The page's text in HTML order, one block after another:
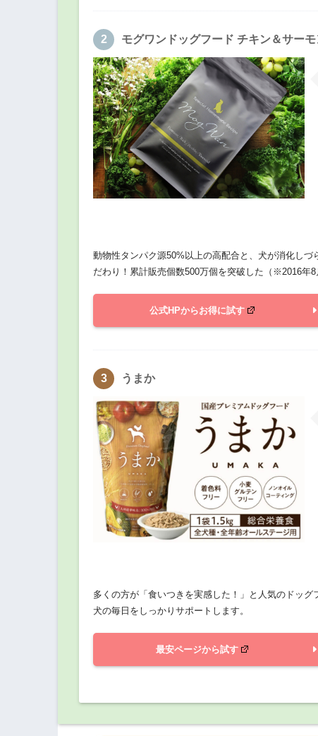
モグワンドッグフード チキン＆サーモ
動物性タンパク源50%以上の高配合と、犬が消化し
だわり！累計販売個数500万個を突破した（※2016年8
公式HPからお得に試す
うまか
多くの方が「食いつきを実感した！」と人気のドッ
犬の毎日をしっかりサポートします。
最安ページから試す